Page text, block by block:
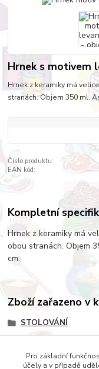
Hrnek s motivem
Hrnek z keramiky má
stranách. Objem 350 ml.
Číslo produktu:
EAN kód:
Kompletní
Hrnek z keramiky má
obou stranách. Objem
cm.
Zboží zařazeno v
STOLOVÁNÍ
HRNKY
Pro základní
účely a v případě